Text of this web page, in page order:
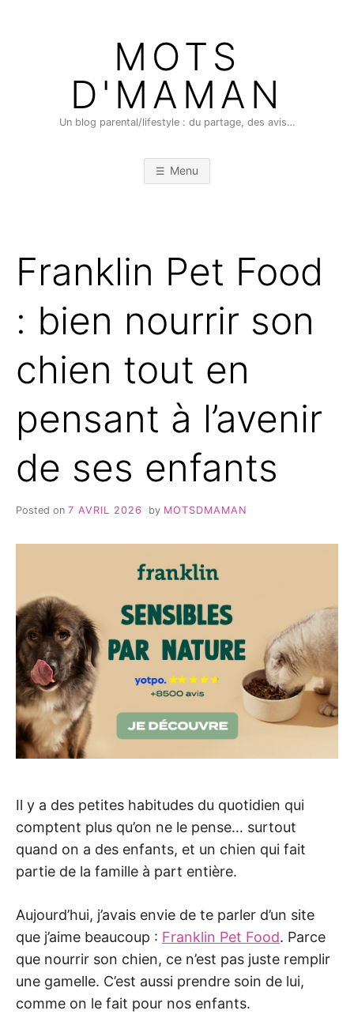
MOTS
D'MAMAN
Un blog parental/lifestyle : du partage, des avis…
Menu
Franklin Pet Food
: bien nourrir son
chien tout en
pensant à l’avenir
de ses enfants
Posted on 7 AVRIL 2026 by MOTSDMAMAN
Il y a des petites habitudes du quotidien qui
comptent plus qu’on ne le pense… surtout
quand on a des enfants, et un chien qui fait
partie de la famille à part entière.
Aujourd’hui, j’avais envie de te parler d’un site
que j’aime beaucoup : Franklin Pet Food. Parce
que nourrir son chien, ce n’est pas juste remplir
une gamelle. C’est aussi prendre soin de lui,
comme on le fait pour nos enfants.